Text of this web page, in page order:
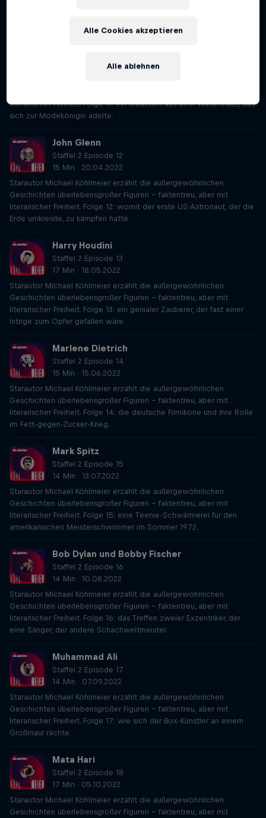
15 Min · 23.03.2022
literarischer Freiheit. Folge 11: ein Mädchen aus dem Waisenhaus, das
sich zur Modekönigin adelte.
John Glenn
Staffel 2 Episode 12
15 Min · 20.04.2022
Starautor Michael Köhlmeier erzählt die außergewöhnlichen
Geschichten überlebensgroßer Figuren – faktentreu, aber mit
literarischer Freiheit. Folge 12: womit der erste US-Astronaut, der die
Erde umkreiste, zu kämpfen hatte.
Harry Houdini
Staffel 2 Episode 13
17 Min · 18.05.2022
Starautor Michael Köhlmeier erzählt die außergewöhnlichen
Geschichten überlebensgroßer Figuren – faktentreu, aber mit
literarischer Freiheit. Folge 13: ein genialer Zauberer, der fast einer
Intrige zum Opfer gefallen wäre.
Marlene Dietrich
Staffel 2 Episode 14
15 Min · 15.06.2022
Starautor Michael Köhlmeier erzählt die außergewöhnlichen
Geschichten überlebensgroßer Figuren – faktentreu, aber mit
literarischer Freiheit. Folge 14: die deutsche Filmikone und ihre Rolle
im Fett-gegen-Zucker-Krieg.
Mark Spitz
Staffel 2 Episode 15
14 Min · 13.07.2022
Starautor Michael Köhlmeier erzählt die außergewöhnlichen
Geschichten überlebensgroßer Figuren – faktentreu, aber mit
literarischer Freiheit. Folge 15: eine Teenie-Schwärmerei für den
amerikanischen Meisterschwimmer im Sommer 1972.
Bob Dylan und Bobby Fischer
Staffel 2 Episode 16
14 Min · 10.08.2022
Starautor Michael Köhlmeier erzählt die außergewöhnlichen
Geschichten überlebensgroßer Figuren – faktentreu, aber mit
literarischer Freiheit. Folge 16: das Treffen zweier Exzentriker, der
eine Sänger, der andere Schachweltmeister.
Muhammad Ali
Staffel 2 Episode 17
14 Min · 07.09.2022
Starautor Michael Köhlmeier erzählt die außergewöhnlichen
Geschichten überlebensgroßer Figuren – faktentreu, aber mit
literarischer Freiheit. Folge 17: wie sich der Box-Künstler an einem
Großmaul rächte.
Mata Hari
Staffel 2 Episode 18
17 Min · 05.10.2022
Starautor Michael Köhlmeier erzählt die außergewöhnlichen
Geschichten überlebensgroßer Figuren – faktentreu, aber mit
Alle ablehnen
Alle Cookies akzeptieren